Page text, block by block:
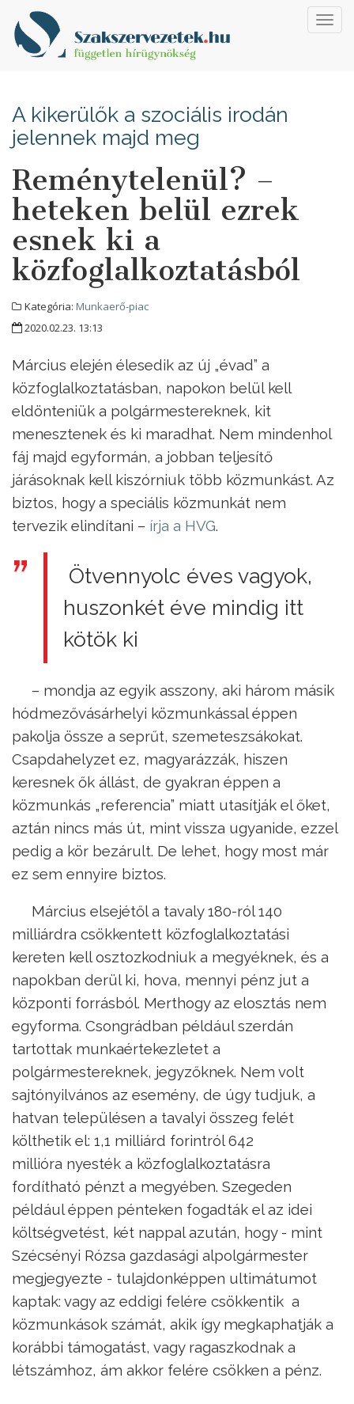
A kikerülők a szociális irodán
jelennek majd meg
Reménytelenül? –
heteken belül ezrek
esnek ki a
közfoglalkoztatásból
Kategória: Munkaerő-piac
2020.02.23. 13:13
Március elején élesedik az új „évad” a
közfoglalkoztatásban, napokon belül kell
eldönteniük a polgármestereknek, kit
menesztenek és ki maradhat. Nem mindenhol
fáj majd egyformán, a jobban teljesítő
járásoknak kell kiszórniuk több közmunkást. Az
biztos, hogy a speciális közmunkát nem
tervezik elindítani – írja a HVG.
Ötvennyolc éves vagyok,
huszonkét éve mindig itt
kötök ki
– mondja az egyik asszony, aki három másik
hódmezővásárhelyi közmunkással éppen
pakolja össze a seprűt, szemeteszsákokat.
Csapdahelyzet ez, magyarázzák, hiszen
keresnek ők állást, de gyakran éppen a
közmunkás „referencia” miatt utasítják el őket,
aztán nincs más út, mint vissza ugyanide, ezzel
pedig a kör bezárult. De lehet, hogy most már
ez sem ennyire biztos.
Március elsejétől a tavaly 180-ról 140
milliárdra csökkentett közfoglalkoztatási
kereten kell osztozkodniuk a megyéknek, és a
napokban derül ki, hova, mennyi pénz jut a
központi forrásból. Merthogy az elosztás nem
egyforma. Csongrádban például szerdán
tartottak munkaértekezletet a
polgármestereknek, jegyzőknek. Nem volt
sajtónyilvános az esemény, de úgy tudjuk, a
hatvan településen a tavalyi összeg felét
költhetik el: 1,1 milliárd forintról 642
millióra nyesték a közfoglalkoztatásra
fordítható pénzt a megyében. Szegeden
például éppen pénteken fogadták el az idei
költségvetést, két nappal azután, hogy - mint
Szécsényi Rózsa gazdasági alpolgármester
megjegyezte - tulajdonképpen ultimátumot
kaptak: vagy az eddigi felére csökkentik a
közmunkások számát, akik így megkaphatják a
korábbi támogatást, vagy ragaszkodnak a
létszámhoz, ám akkor felére csökken a pénz.